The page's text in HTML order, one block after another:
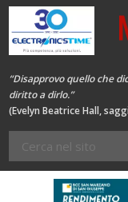
“Disapprovo quello che
diritto a dirlo.”
(Evelyn Beatrice Hall,